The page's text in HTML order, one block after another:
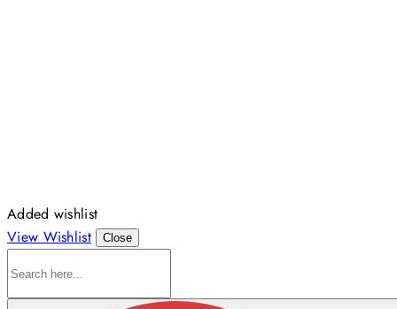
Added wishlist
View Wishlist
Close